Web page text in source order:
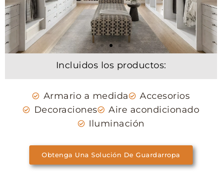
Incluidos los productos:
Armario a medida
Accesorios
Decoraciones
Aire acondicionado
Iluminación
Obtenga Una Solución De Guardarropa